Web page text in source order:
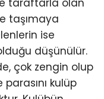
taraftarla olan
taşımaya
ise
düşünülür.
çok zengin olup
kulüp